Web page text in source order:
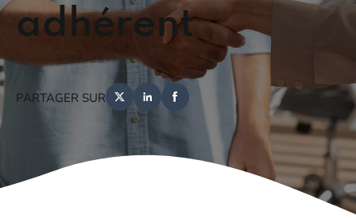
adhérent
PARTAGER SUR